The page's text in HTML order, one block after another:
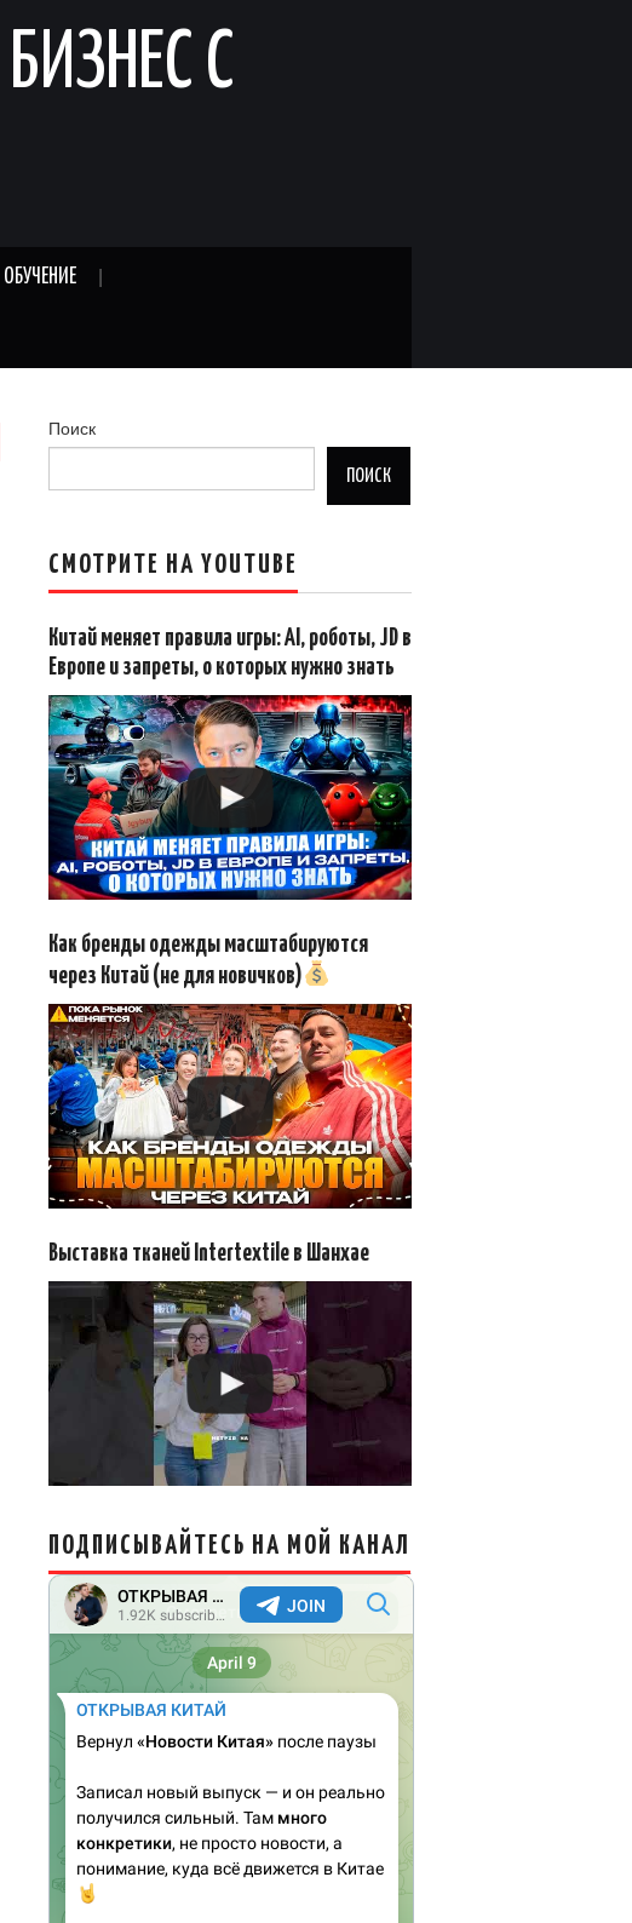
С
ОБУЧЕНИЕ
Поиск
ПОИСК
СМОТРИТЕ НА YOUTUBE
Китай меняет правила игры: AI, роботы, JD в
Европе и запреты, о которых нужно знать
Как бренды одежды масштабируются
через Китай (не для новичков)
Выставка тканей Intertextile в Шанхае
ПОДПИСЫВАЙТЕСЬ НА МОЙ КАНАЛ